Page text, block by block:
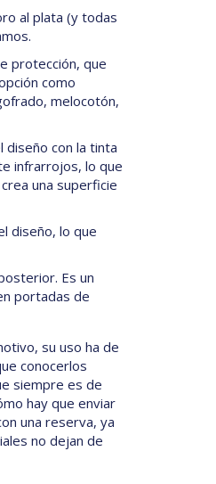
al plata (y todas
protección, que
como
melocotón,
diseño con la tinta
infrarrojos, lo que
una superficie
diseño, lo que
Es un
portadas de
su uso ha de
conocerlos
siempre es de
hay que enviar
una reserva, ya
no dejan de